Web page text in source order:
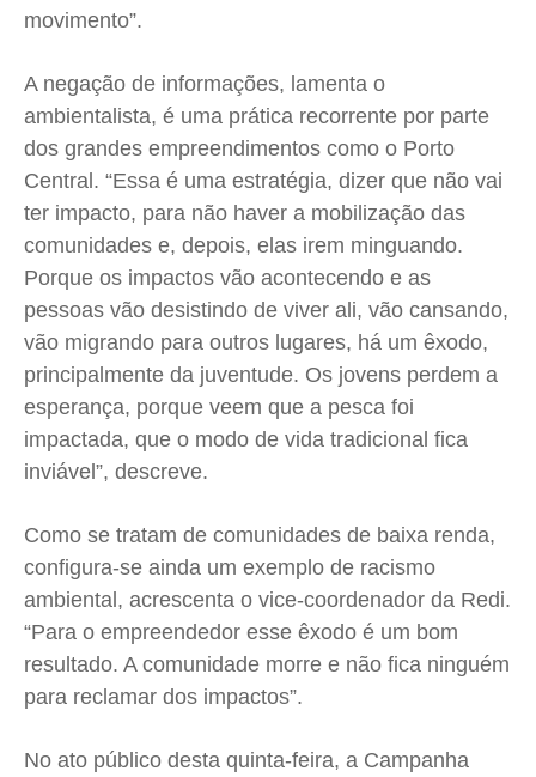
movimento”.
A negação de informações, lamenta o
ambientalista, é uma prática recorrente por parte
dos grandes empreendimentos como o Porto
Central. “Essa é uma estratégia, dizer que não vai
ter impacto, para não haver a mobilização das
comunidades e, depois, elas irem minguando.
Porque os impactos vão acontecendo e as
pessoas vão desistindo de viver ali, vão cansando,
vão migrando para outros lugares, há um êxodo,
principalmente da juventude. Os jovens perdem a
esperança, porque veem que a pesca foi
impactada, que o modo de vida tradicional fica
inviável”, descreve.
Como se tratam de comunidades de baixa renda,
configura-se ainda um exemplo de racismo
ambiental, acrescenta o vice-coordenador da Redi.
“Para o empreendedor esse êxodo é um bom
resultado. A comunidade morre e não fica ninguém
para reclamar dos impactos”.
No ato público desta quinta-feira, a Campanha